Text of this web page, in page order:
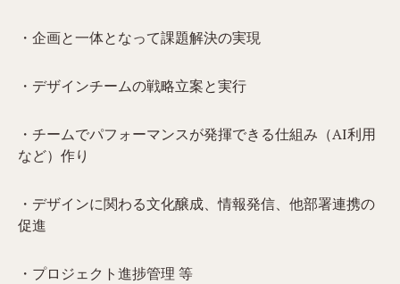
・企画と一体となって課題解決の実現
・デザインチームの戦略立案と実行
・チームでパフォーマンスが発揮できる仕組み（AI利用
など）作り
・デザインに関わる文化醸成、情報発信、他部署連携の
促進
・プロジェクト進捗管理 等